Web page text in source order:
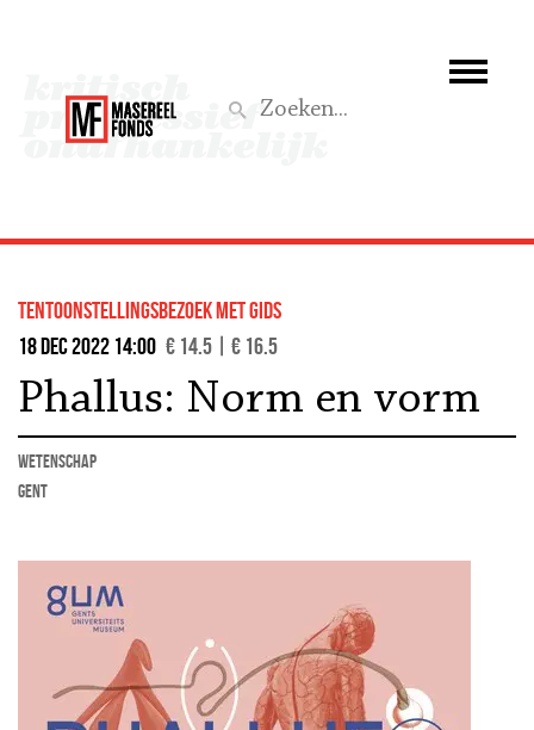
Wat we doen
Steun ons
Aktief
tentoonstellingsbezoek met gids
18 dec 2022 14:00 € 14.5 | € 16.5
Phallus: Norm en vorm
wetenschap
Gent